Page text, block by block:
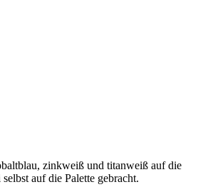
zinkweiß und titanweiß auf die
auf die Palette gebracht.